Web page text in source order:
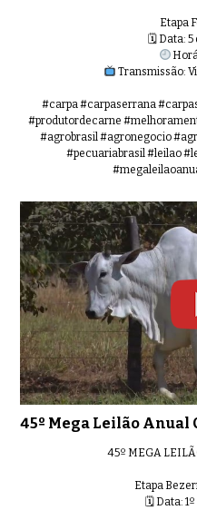
Etapa
🗓 Data: 5
Transmissão:
#carpa #carpaserrana
#produtordecarne
#agrobrasil #agronegocio
#pecuariabrasil #leilao
45º MEGA
Etapa
🗓 Data: